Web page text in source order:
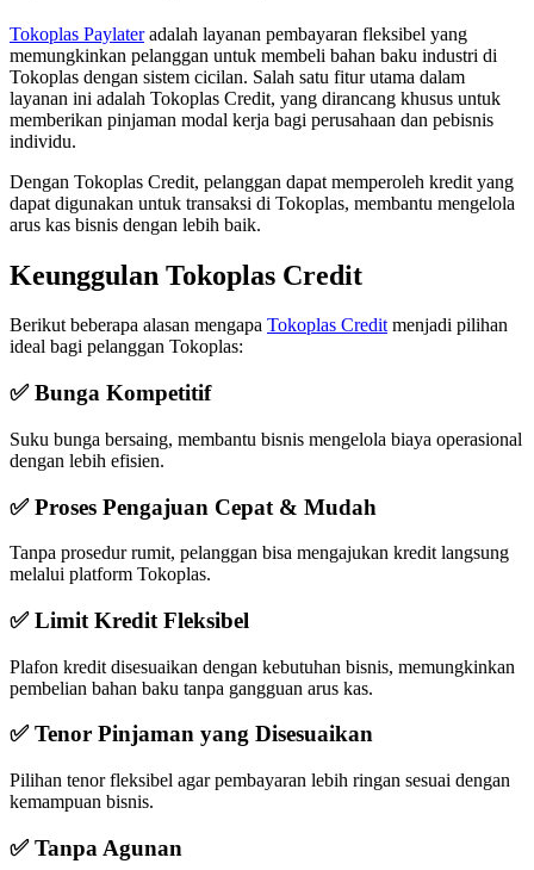
Tokoplas Paylateradalah layanan pembayaran fleksibel yang
memungkinkan pelanggan untuk membeli bahan baku industri di
Tokoplas dengan sistem cicilan. Salah satu fitur utama dalam
layanan ini adalah Tokoplas Credit, yang dirancang khusus untuk
memberikan pinjaman modal kerja bagi perusahaan dan pebisnis
individu.
Dengan Tokoplas Credit, pelanggan dapat memperoleh kredit yang
dapat digunakan untuk transaksi di Tokoplas, membantu mengelola
arus kas bisnis dengan lebih baik.
Keunggulan Tokoplas Credit
Berikut beberapa alasan mengapa Tokoplas Creditmenjadi pilihan
ideal bagi pelanggan Tokoplas:
✅ Bunga Kompetitif
Suku bunga bersaing, membantu bisnis mengelola biaya operasional
dengan lebih efisien.
✅ Proses Pengajuan Cepat & Mudah
Tanpa prosedur rumit, pelanggan bisa mengajukan kredit langsung
melalui platform Tokoplas.
✅ Limit Kredit Fleksibel
Plafon kredit disesuaikan dengan kebutuhan bisnis, memungkinkan
pembelian bahan baku tanpa gangguan arus kas.
✅ Tenor Pinjaman yang Disesuaikan
Pilihan tenor fleksibel agar pembayaran lebih ringan sesuai dengan
kemampuan bisnis.
✅ Tanpa Agunan